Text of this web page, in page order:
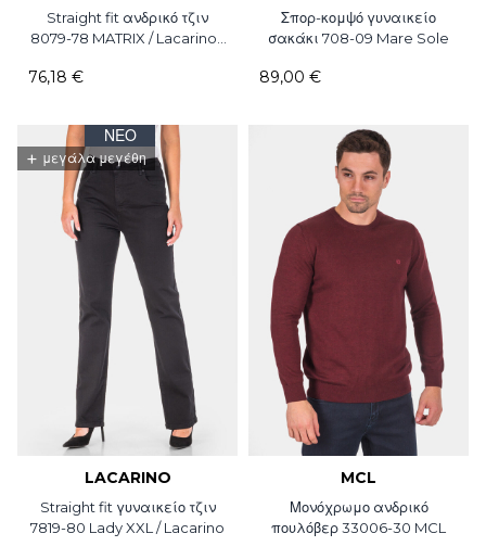
Straight fit ανδρικό τζιν
8079-78 MATRIX / Lacarino /
76,18 €
Σπορ-κομψό γυναικείο
σακάκι 708-09 Mare Sole
89,00 €
ΝΈΟ
+ μεγάλα μεγέθη
LACARINO
Straight fit γυναικείο τζιν
7819-80 Lady XXL / Lacarino
MCL
Μονόχρωμο ανδρικό
πουλόβερ 33006-30 MCL